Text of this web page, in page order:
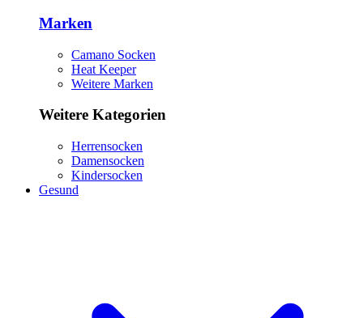
Marken
Camano Socken
Heat Keeper
Weitere Marken
Weitere Kategorien
Herrensocken
Damensocken
Kindersocken
Gesund